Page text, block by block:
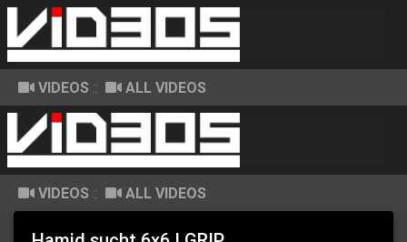
VIDEOS :: ALL VIDEOS
VIDEOS :: ALL VIDEOS